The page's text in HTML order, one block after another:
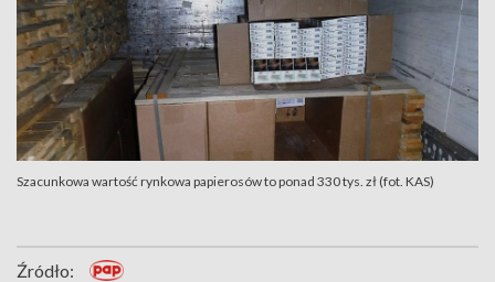
Szacunkowa wartość rynkowa papierosów to ponad 330 tys. zł (fot. KAS)
Źródło: